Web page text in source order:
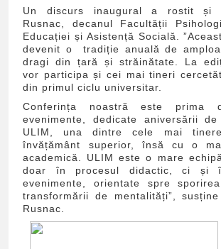
Un discurs inaugural a rostit și
Rusnac, decanul Facultății
Educației și Asistență Socială.
devenit o tradiție anuală de
dragi din țară și străinătate. La
vor participa și cei mai tineri
din primul ciclu universitar.
Conferința noastră este prima
evenimente, dedicate aniversării
ULIM, una dintre cele mai
învățământ superior, însă cu o
academică. ULIM este o mare
doar în procesul didactic, ci și
evenimente, orientate spre
transformării de mentalități”,
Rusnac.